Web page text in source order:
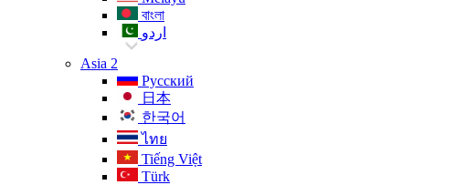
বাংলা
اردو
Asia 2
Русский
日本
한국어
ไทย
Tiếng Việt
Türk